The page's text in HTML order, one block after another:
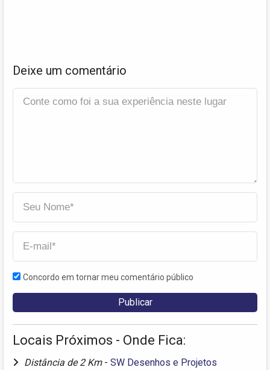
Deixe um comentário
Concordo em tornar meu comentário público
Locais Próximos - Onde Fica:
Distância de 2 Km - SW Desenhos e Projetos